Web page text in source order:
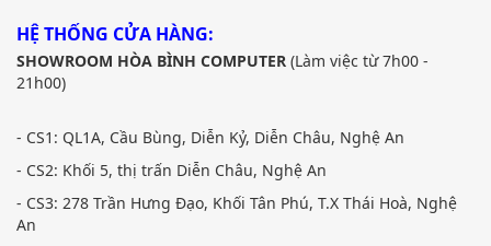
HỆ THỐNG CỬA HÀNG:
SHOWROOM HÒA BÌNH COMPUTER (Làm việc từ 7h00 -
21h00)
- CS1: QL1A, Cầu Bùng, Diễn Kỷ, Diễn Châu, Nghệ An
- CS2: Khối 5, thị trấn Diễn Châu, Nghệ An
- CS3: 278 Trần Hưng Đạo, Khối Tân Phú, T.X Thái Hoà, Nghệ
An